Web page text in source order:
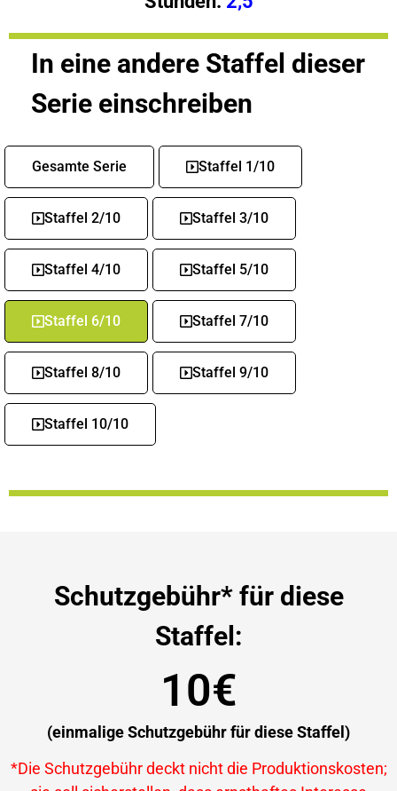
In eine andere Staffel dieser
Serie einschreiben
Gesamte Serie Staffel 1/10
Staffel 2/10 Staffel 3/10
Staffel 4/10 Staffel 5/10
Staffel 6/10 Staffel 7/10
Staffel 8/10 Staffel 9/10
Staffel 10/10
Schutzgebühr* für diese
Staffel:
10€
(einmalige Schutzgebühr für diese Staffel)
*Die Schutzgebühr deckt nicht die Produktionskosten;